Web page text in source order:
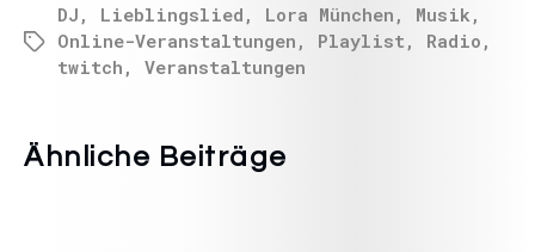
DJ , Lieblingslied , Lora München , Musik ,
Online-Veranstaltungen , Playlist , Radio ,
twitch , Veranstaltungen
Ähnliche Beiträge